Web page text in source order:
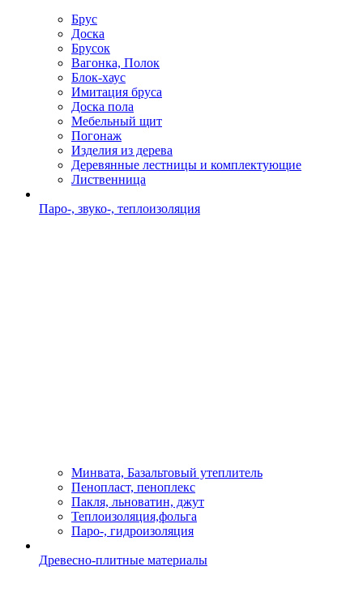
Брус
Доска
Брусок
Вагонка, Полок
Блок-хаус
Имитация бруса
Доска пола
Мебельный щит
Погонаж
Изделия из дерева
Деревянные лестницы и комплектующие
Лиственница
Паро-, звуко-, теплоизоляция
Минвата, Базальтовый утеплитель
Пенопласт, пеноплекс
Пакля, льноватин, джут
Теплоизоляция,фольга
Паро-, гидроизоляция
Древесно-плитные материалы